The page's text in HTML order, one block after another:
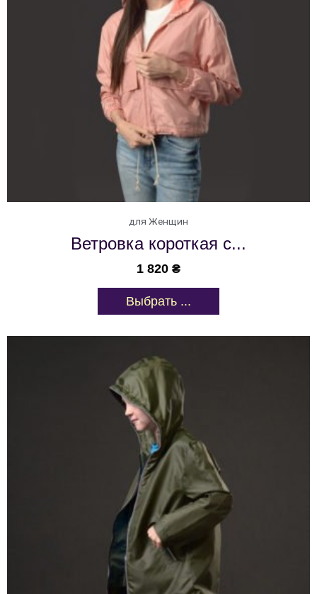
для Женщин
Ветровка короткая с...
1 820 ₴
Выбрать ...